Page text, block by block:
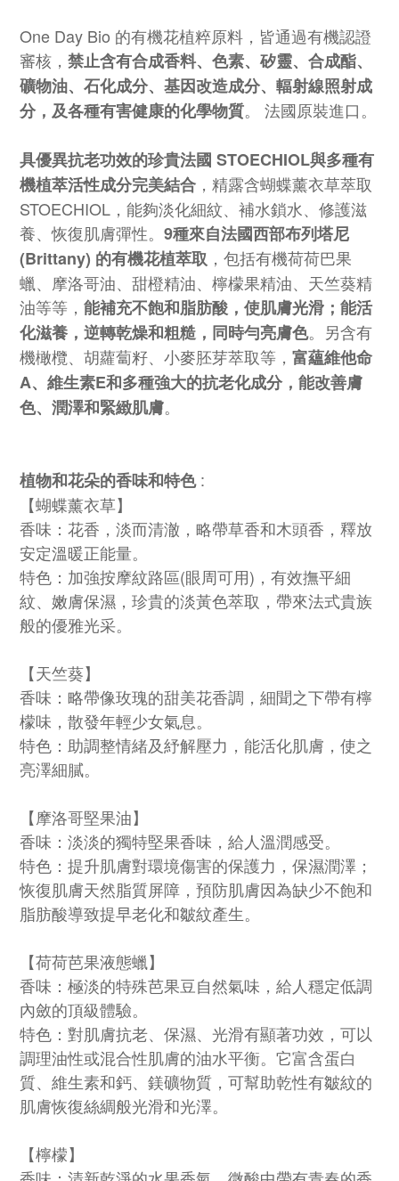
One Day Bio 的有機花植粹原料，皆通過有機認證
審核， 禁止含有合成香料、色素、矽靈、合成酯、
礦物油、石化成分、基因改造成分、輻射線照射成
分，及各種有害健康的化學物質。 法國原裝進口。
具優異抗老功效的珍貴法國 STOECHIOL與多種有
機植萃活性成分完美結合 ，精露含蝴蝶薰衣草萃取
STOECHIOL，能夠淡化細紋、補水鎖水、修護滋
養、恢復肌膚彈性。 9種來自法國西部布列塔尼
(Brittany) 的有機花植萃取 ，包括有機荷荷巴果
蠟、摩洛哥油、甜橙精油、檸檬果精油、天竺葵精
油等等， 能補充不飽和脂肪酸，使肌膚光滑；能活
化滋養，逆轉乾燥和粗糙 ，同時勻亮膚色。另含有
機橄欖、胡蘿蔔籽、小麥胚芽萃取等， 富蘊維他命
A、維生素E和多種強大的抗老化成分，能改善膚
色、潤澤和緊緻肌膚。
植物和花朵的香味和特色:
【蝴蝶薰衣草】
香味：花香，淡而清澈，略帶草香和木頭香，釋放
安定溫暖正能量。
特色：加強按摩紋路區(眼周可用)，有效撫平細
紋、嫩膚保濕，珍貴的淡黃色萃取，帶來法式貴族
般的優雅光采。
【天竺葵】
香味：略帶像玫瑰的甜美花香調，細聞之下帶有檸
檬味，散發年輕少女氣息。
特色：助調整情緒及紓解壓力，能活化肌膚 ，使之
亮澤細膩。
【摩洛哥堅果油】
香味：淡淡的獨特堅果香味，給人溫潤感受。
特色：提升肌膚對環境傷害的保護力，保濕潤澤；
恢復肌膚天然脂質屏障，預防肌膚因為缺少不飽和
脂肪酸導致提早老化和皺紋產生。
【荷荷芭果液態蠟】
香味：極淡的特殊芭果豆自然氣味，給人穩定低調
內斂的頂級體驗。
特色：對肌膚抗老、保濕、光滑有顯著功效，可以
調理油性或混合性肌膚的油水平衡。它富含蛋白
質、維生素和鈣、鎂礦物質，可幫助乾性有皺紋的
肌膚恢復絲綢般光滑和光澤。
【檸檬】